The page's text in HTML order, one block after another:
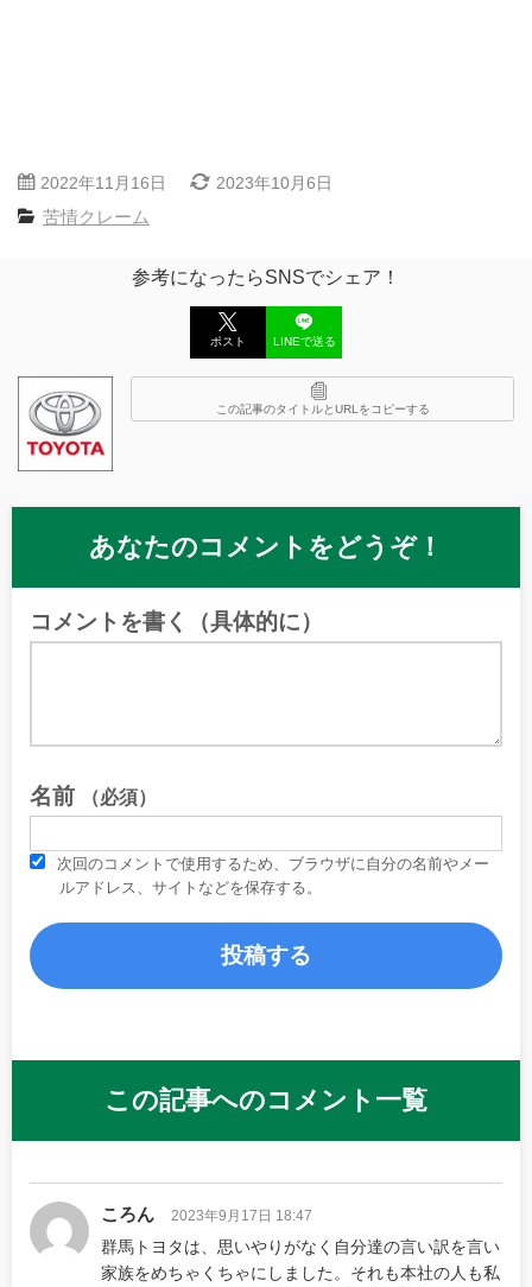
2022年11月16日 2023年10月6日
苦情クレーム
参考になったらSNSでシェア！
ポスト LINEで送る
この記事のタイトルとURLをコピーする
あなたのコメントをどうぞ！
コメントを書く（具体的に）
名前 （必須）
次回のコメントで使用するため、ブラウザに自分の名前やメー
ルアドレス、サイトなどを保存する。
この記事へのコメント一覧
ころん 2023年9月17日 18:47
群馬トヨタは、思いやりがなく自分達の言い訳を言い
家族をめちゃくちゃにしました。それも本社の人も私